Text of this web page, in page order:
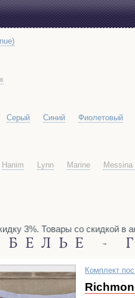
Серый Синий Фиолетовый
Hanim Lynn Marine Messina
3%. Товары со скидкой в
-
Комплект